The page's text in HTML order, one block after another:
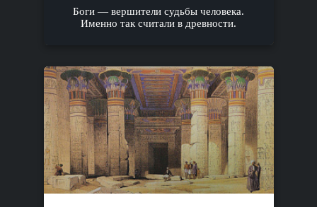
Боги — вершители судьбы человека.
Именно так считали в древности.